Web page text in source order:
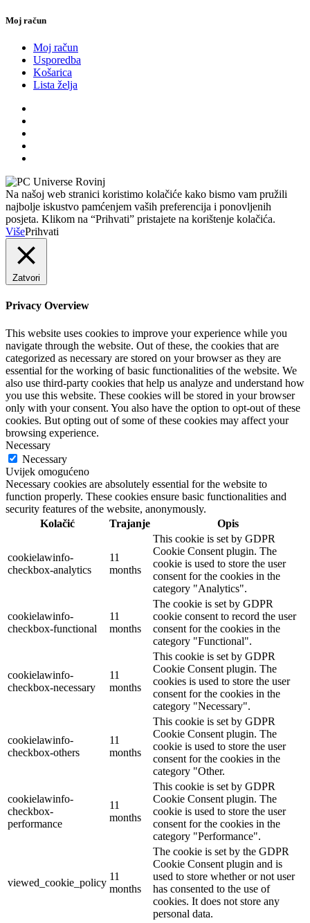
Moj račun
Moj račun
Usporedba
Košarica
Lista želja
Na našoj web stranici koristimo kolačiće kako bismo vam pružili
najbolje iskustvo pamćenjem vaših preferencija i ponovljenih
posjeta. Klikom na “Prihvati” pristajete na korištenje kolačića.
VišePrihvati
Zatvori
Privacy Overview
This website uses cookies to improve your experience while you
navigate through the website. Out of these, the cookies that are
categorized as necessary are stored on your browser as they are
essential for the working of basic functionalities of the website. We
also use third-party cookies that help us analyze and understand how
you use this website. These cookies will be stored in your browser
only with your consent. You also have the option to opt-out of these
cookies. But opting out of some of these cookies may affect your
browsing experience.
Necessary
Necessary
Uvijek omogućeno
Necessary cookies are absolutely essential for the website to
function properly. These cookies ensure basic functionalities and
security features of the website, anonymously.
Kolačić
Trajanje Opis
cookielawinfo-
checkbox-analytics
11
months
This cookie is set by GDPR
Cookie Consent plugin. The
cookie is used to store the user
consent for the cookies in the
category "Analytics".
cookielawinfo-
checkbox-functional
11
months
The cookie is set by GDPR
cookie consent to record the user
consent for the cookies in the
category "Functional".
cookielawinfo-
checkbox-necessary
11
months
This cookie is set by GDPR
Cookie Consent plugin. The
cookies is used to store the user
consent for the cookies in the
category "Necessary".
cookielawinfo-
checkbox-others
11
months
This cookie is set by GDPR
Cookie Consent plugin. The
cookie is used to store the user
consent for the cookies in the
category "Other.
cookielawinfo-
checkbox-
performance
11
months
This cookie is set by GDPR
Cookie Consent plugin. The
cookie is used to store the user
consent for the cookies in the
category "Performance".
viewed_cookie_policy
11
months
The cookie is set by the GDPR
Cookie Consent plugin and is
used to store whether or not user
has consented to the use of
cookies. It does not store any
personal data.